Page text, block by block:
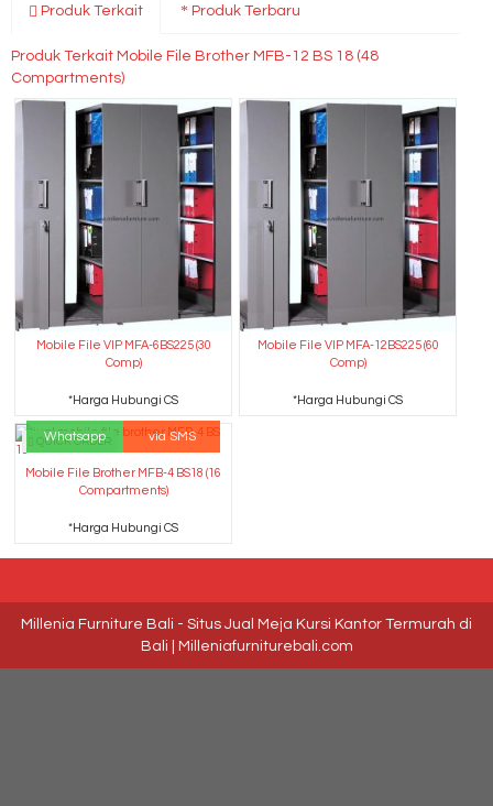
Produk Terkait Produk Terbaru
Produk Terkait Mobile File Brother MFB-12 BS 18 (48
Compartments)
Mobile File VIP MFA-6BS225 (30
Comp)
*Harga Hubungi CS
Mobile File VIP MFA-12BS225 (60
Comp)
*Harga Hubungi CS
QUICK ORDER
Whatsapp via SMS
Mobile File Brother MFB-4 BS18 (16
Compartments)
*Harga Hubungi CS
Millenia Furniture Bali - Situs Jual Meja Kursi Kantor Termurah di
Bali | Milleniafurniturebali.com